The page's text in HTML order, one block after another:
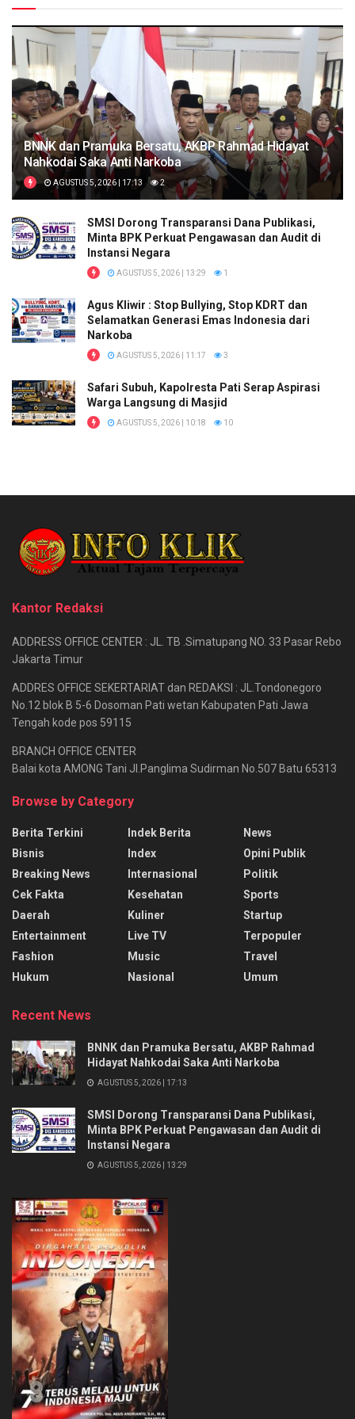
BNNK dan Pramuka Bersatu, AKBP Rahmad Hidayat
Nahkodai Saka Anti Narkoba
AGUSTUS 5, 2026 | 17:13 2
SMSI Dorong Transparansi Dana Publikasi,
Minta BPK Perkuat Pengawasan dan Audit di
Instansi Negara
AGUSTUS 5, 2026 | 13:29 1
Agus Kliwir : Stop Bullying, Stop KDRT dan
Selamatkan Generasi Emas Indonesia dari
Narkoba
AGUSTUS 5, 2026 | 11:17 3
Safari Subuh, Kapolresta Pati Serap Aspirasi
Warga Langsung di Masjid
AGUSTUS 5, 2026 | 10:18 10
Kantor Redaksi
ADDRESS OFFICE CENTER : JL. TB .Simatupang NO. 33 Pasar Rebo
Jakarta Timur
ADDRES OFFICE SEKERTARIAT dan REDAKSI : JL.Tondonegoro
No.12 blok B 5-6 Dosoman Pati wetan Kabupaten Pati Jawa
Tengah kode pos 59115
BRANCH OFFICE CENTER
Balai kota AMONG Tani Jl.Panglima Sudirman No.507 Batu 65313
Browse by Category
Berita Terkini
Bisnis
Breaking News
Cek Fakta
Daerah
Entertainment
Fashion
Hukum
Indek Berita
Index
Internasional
Kesehatan
Kuliner
Live TV
Music
Nasional
News
Opini Publik
Politik
Sports
Startup
Terpopuler
Travel
Umum
Recent News
BNNK dan Pramuka Bersatu, AKBP Rahmad
Hidayat Nahkodai Saka Anti Narkoba
AGUSTUS 5, 2026 | 17:13
SMSI Dorong Transparansi Dana Publikasi,
Minta BPK Perkuat Pengawasan dan Audit di
Instansi Negara
AGUSTUS 5, 2026 | 13:29